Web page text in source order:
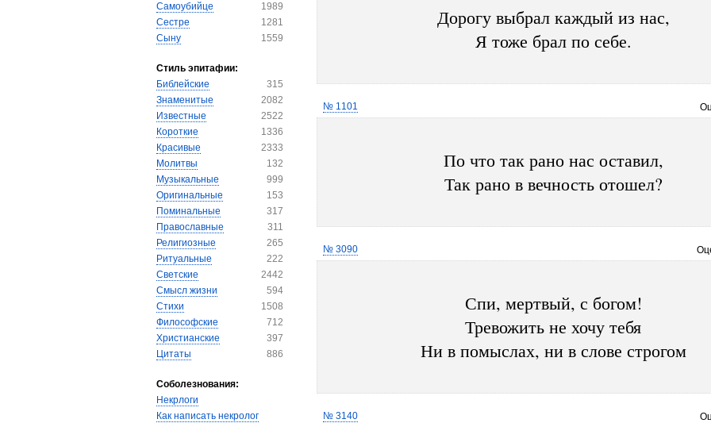
Самоубийце
1989
Сестре
1281
Сыну
1559
Стиль эпитафии:
Библейские
315
Знаменитые
2082
Известные
2522
Короткие
1336
Красивые
2333
Молитвы
132
Музыкальные
999
Оригинальные
153
Поминальные
317
Православные
311
Религиозные
265
Ритуальные
222
Светские
2442
Смысл жизни
594
Стихи
1508
Философские
712
Христианские
397
Цитаты
886
Соболезнования:
Некрлоги
Как написать некролог
Дорогу выбрал каждый из нас,
Я тоже брал по себе.
№ 1101
По что так рано нас оставил,
Так рано в вечность отошел?
№ 3090
Спи, мертвый, с богом!
Тревожить не хочу тебя
Ни в помыслах, ни в слове строгом
№ 3140